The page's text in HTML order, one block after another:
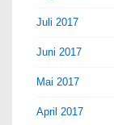
Juli 2017
Juni 2017
Mai 2017
April 2017